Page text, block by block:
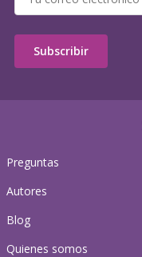
Preguntas
Autores
Blog
Quienes somos
Subscribir